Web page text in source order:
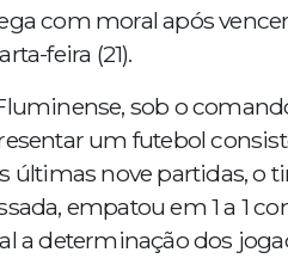
com moral após
feira (21).
sob o
um futebol
últimas nove partidas, o
empatou em 1 a 1
a determinação dos